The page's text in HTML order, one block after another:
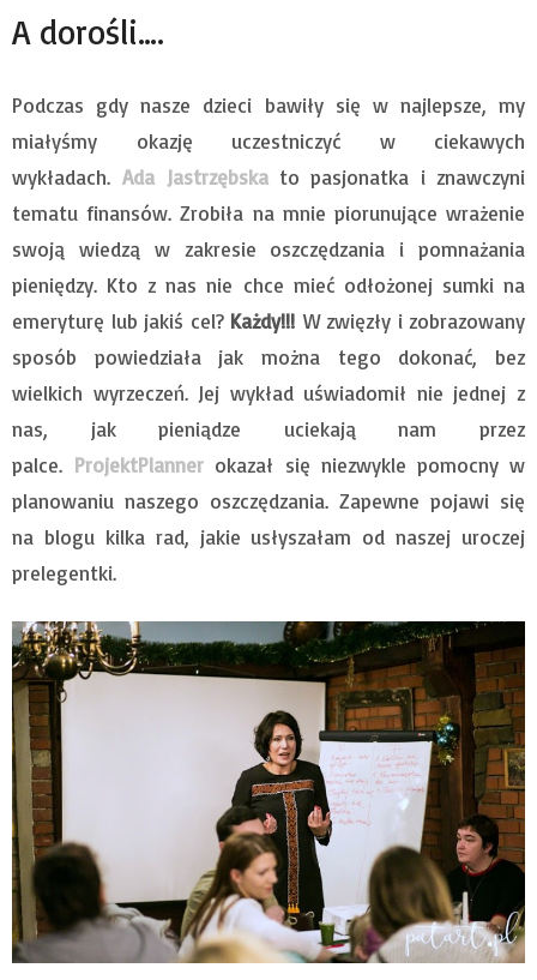
A dorośli….
Podczas gdy nasze dzieci bawiły się w najlepsze, my
miałyśmy okazję uczestniczyć w ciekawych
wykładach.Ada Jastrzębskato pasjonatka i znawczyni
tematu finansów. Zrobiła na mnie piorunujące wrażenie
swoją wiedzą w zakresie oszczędzania i pomnażania
pieniędzy. Kto z nas nie chce mieć odłożonej sumki na
emeryturę lub jakiś cel? Każdy!!! W zwięzły i zobrazowany
sposób powiedziała jak można tego dokonać, bez
wielkich wyrzeczeń. Jej wykład uświadomił nie jednej z
nas, jak pieniądze uciekają nam przez
palce. ProjektPlanner okazał się niezwykle pomocny w
planowaniu naszego oszczędzania. Zapewne pojawi się
na blogu kilka rad, jakie usłyszałam od naszej uroczej
prelegentki.